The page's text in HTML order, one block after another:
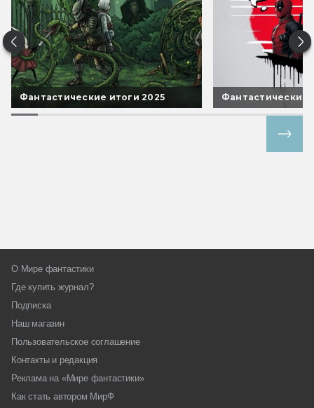
Фантастические итоги 2025 Фантастические
О Мире фантастики
Где купить журнал?
Подписка
Наш магазин
Пользовательское соглашение
Контакты и редакция
Реклама на «Мире фантастики»
Как стать автором МирФ